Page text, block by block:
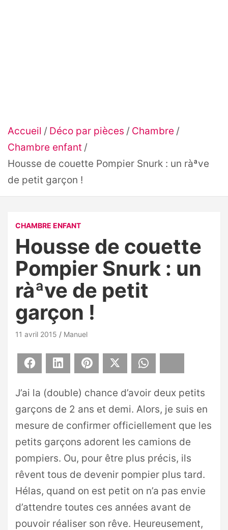
Accueil Déco par pièces
Chambre
Chambre enfant
Housse de couette Pompier Snurk : un ràªve
de petit garçon !
CHAMBRE ENFANT
Housse de couette
Pompier Snurk : un
ràªve de petit
garçon !
11 avril 2015 Manuel
Facebook LinkedIn Pinterest
J’ai la (double) chance d’avoir deux petits
garçons de 2 ans et demi. Alors, je suis en
mesure de confirmer officiellement que les
petits garçons adorent les camions de
pompiers. Ou, pour être plus précis, ils
rêvent tous de devenir pompier plus tard.
Hélas, quand on est petit on n’a pas envie
d’attendre toutes ces années avant de
pouvoir réaliser son rêve. Heureusement,